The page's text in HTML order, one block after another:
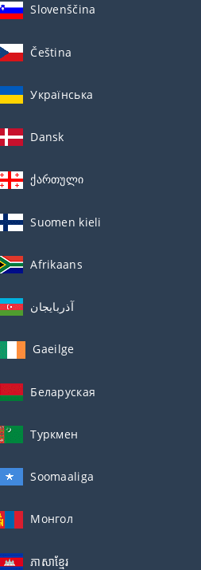
Slovenščina
Čeština
Українська
Dansk
ქართული
Suomen kieli
Afrikaans
آذربايجان
Gaeilge
Беларуская
Туркмен
Soomaaliga
Монгол
ភាសាខ្មែរ